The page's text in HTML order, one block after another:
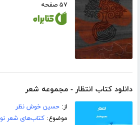
۵۷ صفحه
دانلود کتاب انتظار - مجموعه شعر
از:حسین خوش نظر
موضوع:کتاب‌های شعر نو